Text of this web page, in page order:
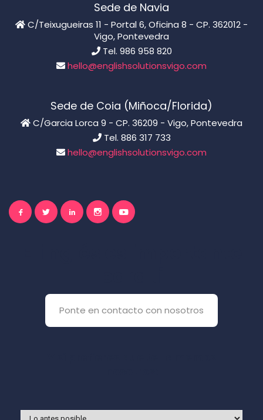
Sede de Navia
C/Teixugueiras 11 - Portal 6, Oficina 8 - CP. 362012 -
Vigo, Pontevedra
Tel. 986 958 820
hello@englishsolutionsvigo.com
Sede de Coia (Miñoca/Florida)
C/Garcia Lorca 9 - CP. 36209 - Vigo, Pontevedra
Tel. 886 317 733
hello@englishsolutionsvigo.com
Ponte en contacto con nosotros